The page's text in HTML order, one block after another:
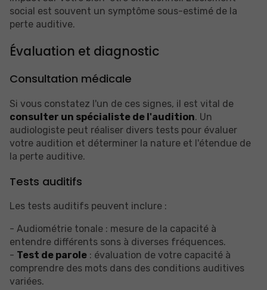
social est souvent un symptôme sous-estimé de la
perte auditive.
Évaluation et diagnostic
Consultation médicale
Si vous constatez l'un de ces signes, il est vital de
consulter un spécialiste de l'audition. Un
audiologiste peut réaliser divers tests pour évaluer
votre audition et déterminer la nature et l'étendue de
la perte auditive.
Tests auditifs
Les tests auditifs peuvent inclure :
- Audiométrie tonale : mesure de la capacité à
entendre différents sons à diverses fréquences.
- Test de parole : évaluation de votre capacité à
comprendre des mots dans des conditions auditives
variées.